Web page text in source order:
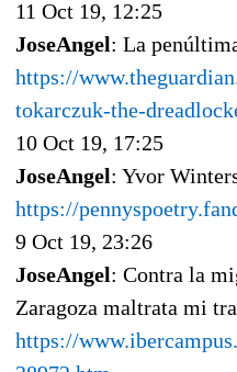
11 Oct 19, 12:25
JoseAngel: La
https://
tokarczuk-the-
10 Oct 19, 17:25
JoseAngel: Yvor
https://
9 Oct 19, 23:26
JoseAngel: Contra la
Zaragoza maltrata mi
https://